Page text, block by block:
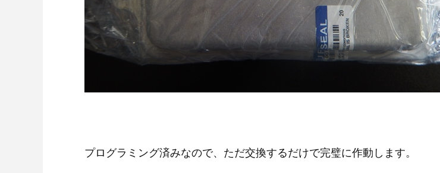
プログラミング済みなので、ただ交換するだけで完璧に作動します。